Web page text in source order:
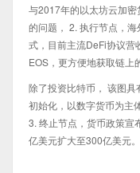
与2017年的以太坊云加
的问题， 2. 执行节点，
式，目前主流DeFi协议营
EOS，更方便地获取链上
除了投资比特币， 该图
初始化，以数字货币为主
3. 终止节点，货币政策宣
亿美元扩大至300亿美元。